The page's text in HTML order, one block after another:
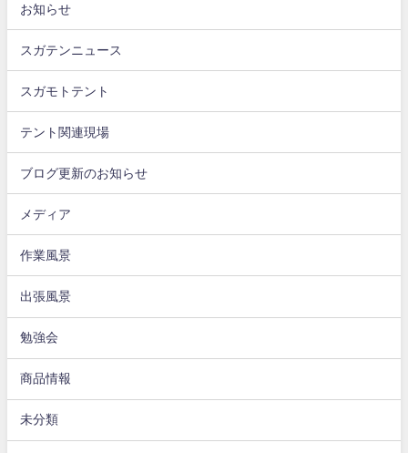
お知らせ
スガテンニュース
スガモトテント
テント関連現場
ブログ更新のお知らせ
メディア
作業風景
出張風景
勉強会
商品情報
未分類